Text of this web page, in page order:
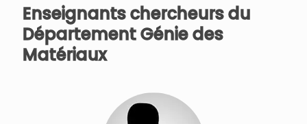
Enseignants chercheurs du
Département Génie des
Matériaux